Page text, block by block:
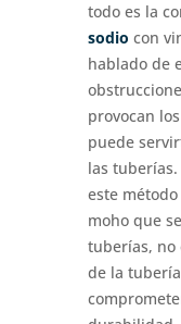
todo es la
sodio con
hablado de
provocan los
puede
las
este
moho que
tuberías, no
de la